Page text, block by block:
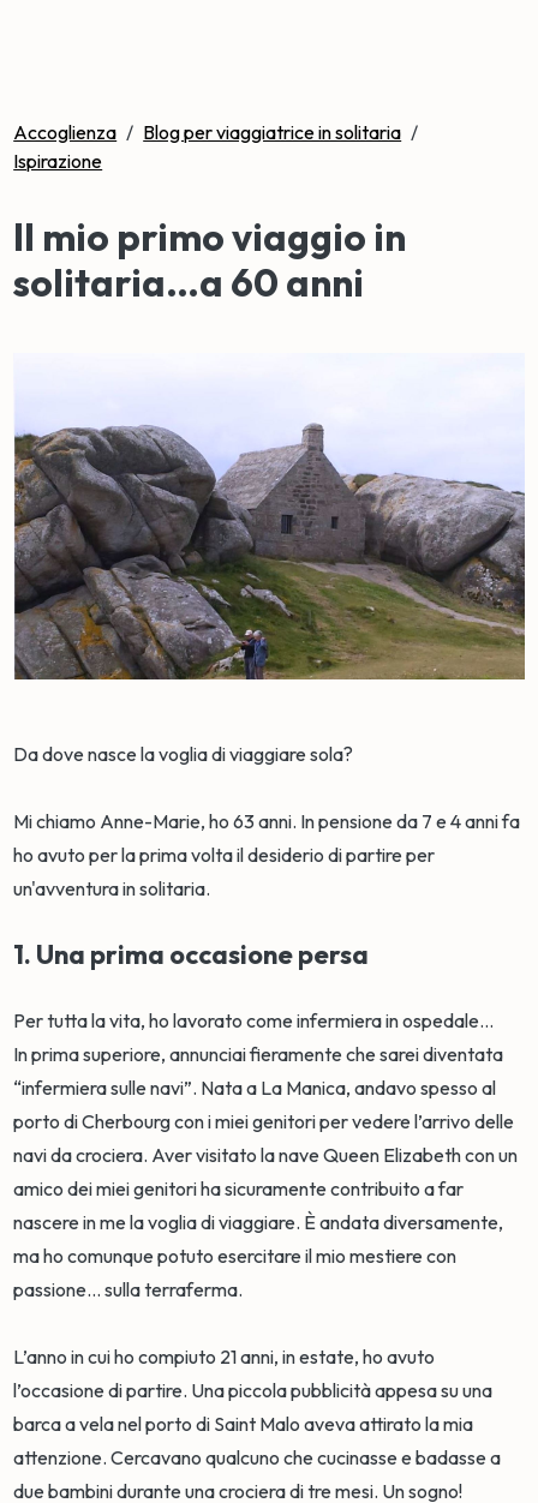
Accoglienza / Blog per viaggiatrice in solitaria /
Ispirazione
Il mio primo viaggio in
solitaria…a 60 anni
Da dove nasce la voglia di viaggiare sola?
Mi chiamo Anne-Marie, ho 63 anni. In pensione da 7 e 4 anni fa
ho avuto per la prima volta il desiderio di partire per
un'avventura in solitaria.
1. Una prima occasione persa
Per tutta la vita, ho lavorato come infermiera in ospedale…
In prima superiore, annunciai fieramente che sarei diventata
“infermiera sulle navi”. Nata a La Manica, andavo spesso al
porto di Cherbourg con i miei genitori per vedere l’arrivo delle
navi da crociera. Aver visitato la nave Queen Elizabeth con un
amico dei miei genitori ha sicuramente contribuito a far
nascere in me la voglia di viaggiare. È andata diversamente,
ma ho comunque potuto esercitare il mio mestiere con
passione… sulla terraferma.
L’anno in cui ho compiuto 21 anni, in estate, ho avuto
l’occasione di partire. Una piccola pubblicità appesa su una
barca a vela nel porto di Saint Malo aveva attirato la mia
attenzione. Cercavano qualcuno che cucinasse e badasse a
due bambini durante una crociera di tre mesi. Un sogno!